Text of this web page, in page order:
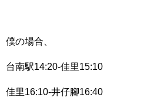
僕の場合、
台南駅14:20-佳里15:10
佳里16:10-井仔腳16:40